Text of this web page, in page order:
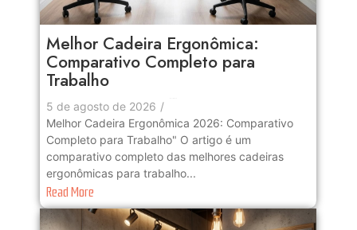
Melhor Cadeira Ergonômica:
Comparativo Completo para
Trabalho
5 de agosto de 2026 /
Melhor Cadeira Ergonômica 2026: Comparativo
Completo para Trabalho" O artigo é um
comparativo completo das melhores cadeiras
ergonômicas para trabalho...
Read More